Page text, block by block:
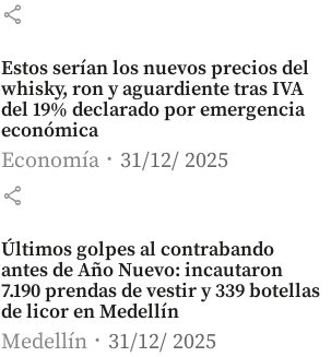
share
Estos serían los nuevos precios del
whisky, ron y aguardiente tras IVA
del 19% declarado por emergencia
económica
Economía 31/12/ 2025
share
Últimos golpes al contrabando
antes de Año Nuevo: incautaron
7.190 prendas de vestir y 339 botellas
de licor en Medellín
Medellín 31/12/ 2025